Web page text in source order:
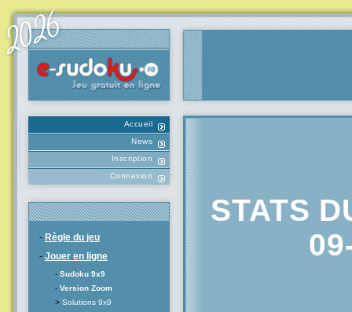
Accueil
News
Inscription
Connexion
- Règle du jeu
- Jouer en ligne
- Sudoku 9x9
- Version Zoom
> Solutions 9x9
STATS